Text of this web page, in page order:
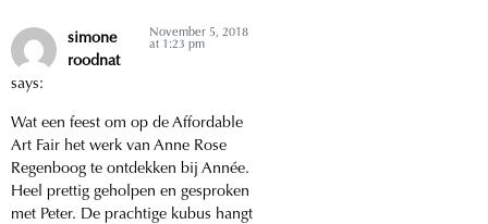
simone
roodnat
says:
November 5, 2018
at 1:23 pm
Wat een feest om op de Affordable
Art Fair het werk van Anne Rose
Regenboog te ontdekken bij Année.
Heel prettig geholpen en gesproken
met Peter. De prachtige kubus hangt